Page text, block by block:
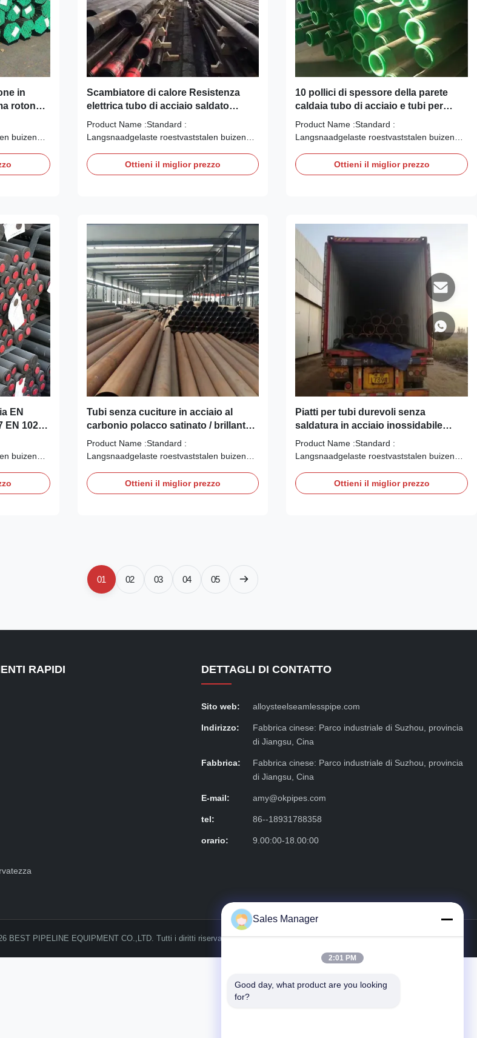
in
rotonda
~ 2500
buizen
3.1B
dairy-
Scambiatore di calore Resistenza
elettrica tubo di acciaio saldato
spessore della parete 10 pollici
Product Name :Standard :
Langsnaadgelaste roestvaststalen buizen
Keuringsrapport volgens EN 10204/3.1B
Longitudinally welded stainless steel dairy-
Ottieni il miglior prezzo
10 pollici di spessore della parete
caldaia tubo di acciaio e tubi per
saldatura / filettatura
Product Name :Standard :
Langsnaadgelaste roestvaststalen buizen
Keuringsrapport volgens EN 10204/3.1B
Longitudinally welded stainless steel dairy-
Ottieni il miglior prezzo
EN
EN 10219
buizen
3.1B
dairy-
Tubi senza cuciture in acciaio al
carbonio polacco satinato / brillante,
Astm Tubi in acciaio al carbonio
Product Name :Standard :
Langsnaadgelaste roestvaststalen buizen
Keuringsrapport volgens EN 10204/3.1B
Longitudinally welded stainless steel dairy-
Ottieni il miglior prezzo
Piatti per tubi durevoli senza
saldatura in acciaio inossidabile
Prodotti Piani In Acciaio Al Carbonio
Product Name :Standard :
Langsnaadgelaste roestvaststalen buizen
Keuringsrapport volgens EN 10204/3.1B
Longitudinally welded stainless steel dairy-
Ottieni il miglior prezzo
01 02 03 04 05
RAPIDI DETTAGLI DI CONTATTO
Sito web: alloysteelseamlesspipe.com
Indirizzo:
Fabbrica cinese: Parco industriale di Suzhou, provincia
di Jiangsu, Cina
Fabbrica:
Fabbrica cinese: Parco industriale di Suzhou, provincia
di Jiangsu, Cina
E-mail: amy@okpipes.com
tel: 86--18931788358
orario: 9.00:00-18.00:00
BEST PIPELINE EQUIPMENT CO.,LTD. Tutti i diritti riservati.
Sales Manager
2:01 PM
Good day, what product are you looking
for?